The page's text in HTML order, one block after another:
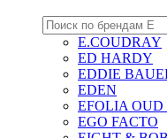
E.COUDRAY
ED HARDY
EDDIE
EDEN
EFOLIA
EGO FACTO